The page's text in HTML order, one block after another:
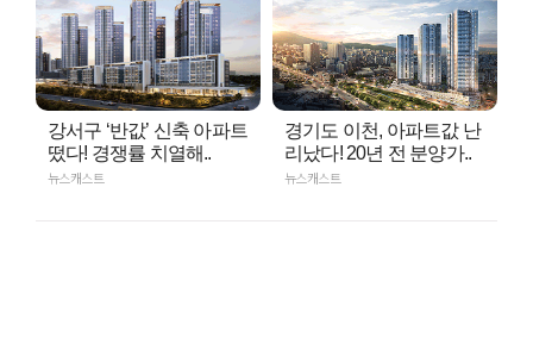
강서구 ‘반값’ 신축 아파트
떴다! 경쟁률 치열해..
뉴스캐스트
경기도 이천, 아파트값 난
리났다! 20년 전 분양가..
뉴스캐스트